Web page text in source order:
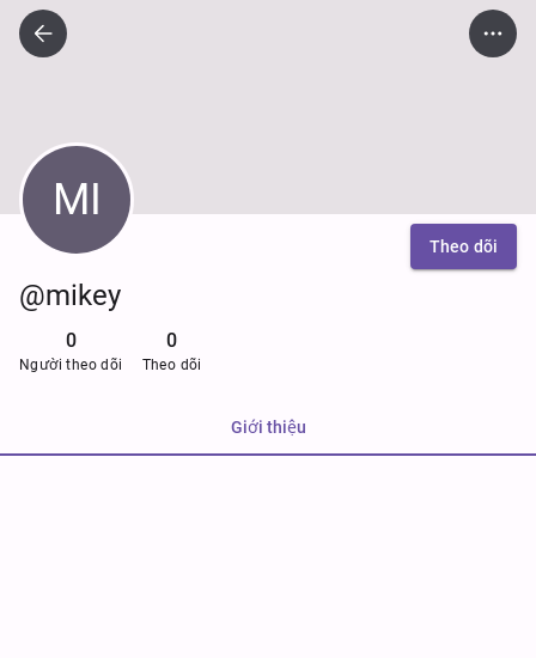
MI
Theo dõi
@mikey
0
Người theo dõi
0
Theo dõi
Giới thiệu